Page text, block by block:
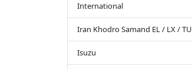
International
Iran Khodro Samand EL / LX / TU
Isuzu